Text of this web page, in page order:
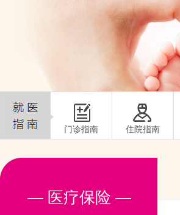
门诊指南 住院指南
— 医疗保险 —